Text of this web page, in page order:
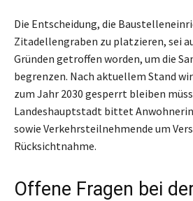
Die Entscheidung, die
Zitadellengraben zu platzieren, sei
Gründen getroffen worden, um die
begrenzen. Nach aktuellem Stand
zum Jahr 2030 gesperrt bleiben
Landeshauptstadt bittet
sowie Verkehrsteilnehmende um
Rücksichtnahme.
Offene Fragen bei